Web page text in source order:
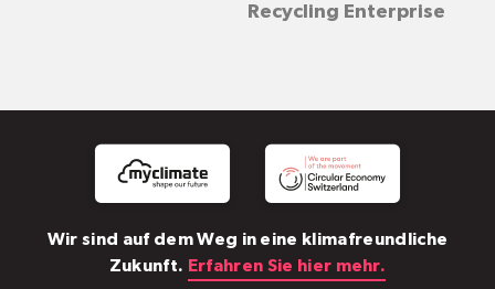
Recycling Enterprise
Wir sind auf dem Weg in eine klimafreundliche
Zukunft. Erfahren Sie hier mehr.